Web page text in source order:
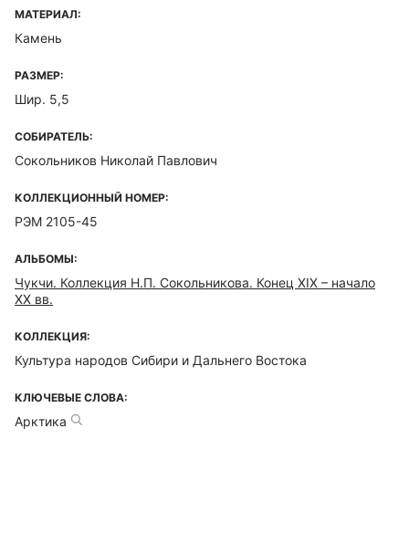
МАТЕРИАЛ:
Камень
РАЗМЕР:
Шир. 5,5
СОБИРАТЕЛЬ:
Сокольников Николай Павлович
КОЛЛЕКЦИОННЫЙ НОМЕР:
РЭМ 2105-45
АЛЬБОМЫ:
Чукчи. Коллекция Н.П. Сокольникова. Конец XIX – начало
XX вв.
КОЛЛЕКЦИЯ:
Культура народов Сибири и Дальнего Востока
КЛЮЧЕВЫЕ СЛОВА:
Арктика